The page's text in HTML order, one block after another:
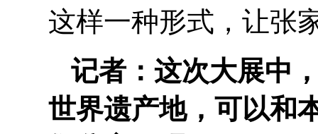
这样一种形式，让张
记者：这次大展中
世界遗产地，可以和